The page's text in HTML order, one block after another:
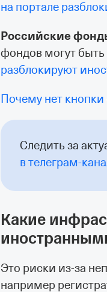
на портале
Российские
фондов могут быть
разблокируют
Почему нет кнопки
Следить за
в телеграм-
Какие
Это риски из⁠-⁠за
например